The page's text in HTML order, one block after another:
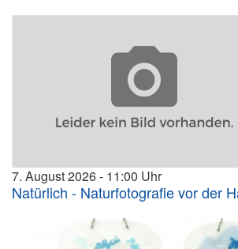
7. August 2026 11:00
Natürlich - Naturfotografie vor der